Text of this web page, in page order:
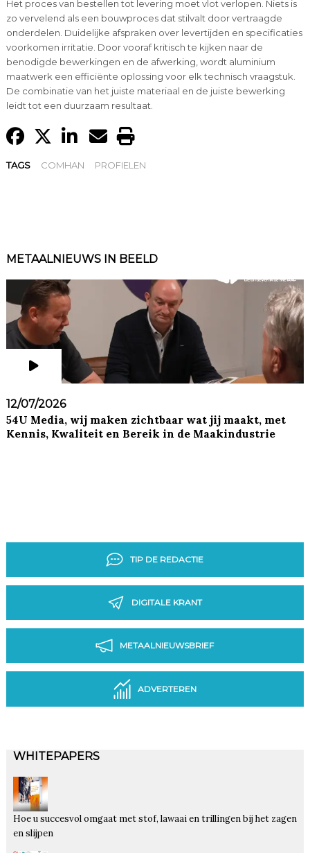
Het proces van bestellen tot levering moet vlot verlopen. Niets is
zo vervelend als een bouwproces dat stilvalt door vertraagde
onderdelen. Duidelijke afspraken over levertijden en specificaties
voorkomen irritatie. Door vooraf kritisch te kijken naar de
benodigde bewerkingen en de afwerking, wordt aluminium
maatwerk een efficiënte oplossing voor elk technisch vraagstuk.
De combinatie van het juiste materiaal en de juiste bewerking
leidt tot een duurzaam resultaat.
TAGS COMHAN PROFIELEN
METAALNIEUWS IN BEELD
12/07/2026
54U Media, wij maken zichtbaar wat jij maakt, met
Kennis, Kwaliteit en Bereik in de Maakindustrie
TIP DE REDACTIE
DIGITALE KRANT
METAALNIEUWSBRIEF
ADVERTEREN
WHITEPAPERS
Hoe u succesvol omgaat met stof, lawaai en trillingen bij het zagen
en slijpen